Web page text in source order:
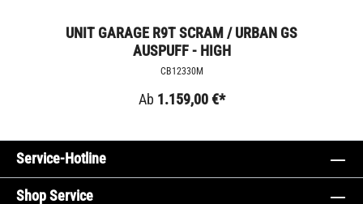
UNIT GARAGE R9T SCRAM / URBAN GS
AUSPUFF - HIGH
CB12330M
Ab 1.159,00 €*
Service-Hotline
Shop Service